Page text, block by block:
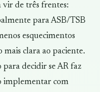
vir de três frentes:
para ASB/TSB
esquecimentos
mais clara ao paciente.
decidir se AR faz
implementar com